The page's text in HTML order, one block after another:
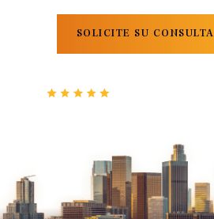
SOLICITE SU